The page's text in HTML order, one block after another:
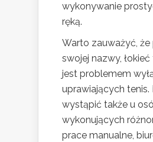
wykonywanie
ręką.
Warto zauważyć,
swojej nazwy,
jest problemem
uprawiających tenis.
wystąpić także u
wykonujących
prace manualne,